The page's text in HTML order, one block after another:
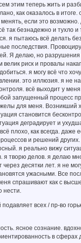
этим теперь жить и
как оказалось в
если это
так безнадежно и тухло
я пытаюсь всё делать
последствия.
Я делаю, но
велик риск и провалы
я могу всё что
это иллюзия. я не
всё выходит у
запущенный процесс
для меня. Возникший
становится
деградирует и
плохо, как всегда.
и решений
я реально вижу
я творю делов. я делаю
десятки лет. я не
ужасными. Все
спрашивают как с
нести.
всех / пр-во
ясное сознание.
в